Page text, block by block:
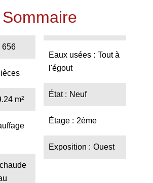
Sommaire
656
m²
Eaux usées
Tout à
l'égout
État Neuf
Étage 2ème
Exposition Ouest